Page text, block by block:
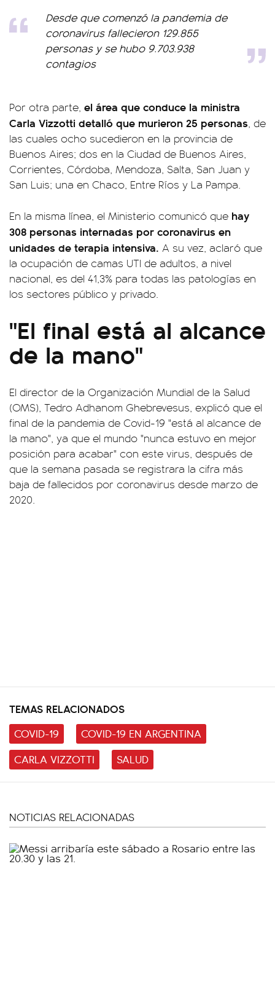
Desde que comenzó la pandemia de
coronavirus fallecieron 129.855
personas y se hubo 9.703.938
contagios
Por otra parte, el área que conduce la ministra
Carla Vizzotti detalló que murieron 25 personas, de
las cuales ocho sucedieron en la provincia de
Buenos Aires; dos en la Ciudad de Buenos Aires,
Corrientes, Córdoba, Mendoza, Salta, San Juan y
San Luis; una en Chaco, Entre Ríos y La Pampa.
En la misma línea, el Ministerio comunicó que hay
308 personas internadas por coronavirus en
unidades de terapia intensiva. A su vez, aclaró que
la ocupación de camas UTI de adultos, a nivel
nacional, es del 41,3% para todas las patologías en
los sectores público y privado.
"El final está al alcance
de la mano"
El director de la Organización Mundial de la Salud
(OMS), Tedro Adhanom Ghebrevesus, explicó que el
final de la pandemia de Covid-19 "está al alcance de
la mano", ya que el mundo "nunca estuvo en mejor
posición para acabar" con este virus, después de
que la semana pasada se registrara la cifra más
baja de fallecidos por coronavirus desde marzo de
2020.
TEMAS RELACIONADOS
COVID-19
COVID-19 EN ARGENTINA
CARLA VIZZOTTI
SALUD
NOTICIAS RELACIONADAS